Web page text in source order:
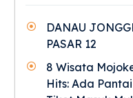
DANAU
PASAR 12
8 Wisata
Hits: Ada